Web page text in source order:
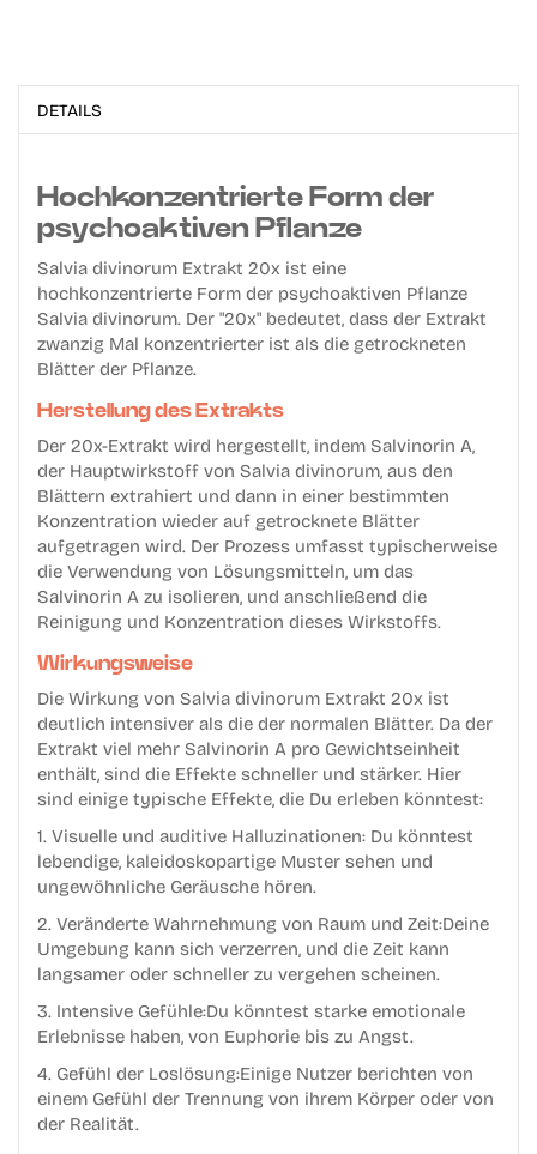
DETAILS
Hochkonzentrierte Form der
psychoaktiven Pflanze
Salvia divinorum Extrakt 20x ist eine
hochkonzentrierte Form der psychoaktiven Pflanze
Salvia divinorum. Der "20x" bedeutet, dass der Extrakt
zwanzig Mal konzentrierter ist als die getrockneten
Blätter der Pflanze.
Herstellung des Extrakts
Der 20x-Extrakt wird hergestellt, indem Salvinorin A,
der Hauptwirkstoff von Salvia divinorum, aus den
Blättern extrahiert und dann in einer bestimmten
Konzentration wieder auf getrocknete Blätter
aufgetragen wird. Der Prozess umfasst typischerweise
die Verwendung von Lösungsmitteln, um das
Salvinorin A zu isolieren, und anschließend die
Reinigung und Konzentration dieses Wirkstoffs.
Wirkungsweise
Die Wirkung von Salvia divinorum Extrakt 20x ist
deutlich intensiver als die der normalen Blätter. Da der
Extrakt viel mehr Salvinorin A pro Gewichtseinheit
enthält, sind die Effekte schneller und stärker. Hier
sind einige typische Effekte, die Du erleben könntest:
1. Visuelle und auditive Halluzinationen: Du könntest
lebendige, kaleidoskopartige Muster sehen und
ungewöhnliche Geräusche hören.
2. Veränderte Wahrnehmung von Raum und Zeit:Deine
Umgebung kann sich verzerren, und die Zeit kann
langsamer oder schneller zu vergehen scheinen.
3. Intensive Gefühle:Du könntest starke emotionale
Erlebnisse haben, von Euphorie bis zu Angst.
4. Gefühl der Loslösung:Einige Nutzer berichten von
einem Gefühl der Trennung von ihrem Körper oder von
der Realität.